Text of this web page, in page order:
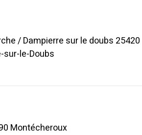
/ Dampierre sur le doubs 25420
sur-le-Doubs
Montécheroux